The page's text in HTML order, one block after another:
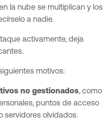
la nube se multiplican y los
a nadie.
activamente, deja
motivos:
no gestionados, como
puntos de acceso
servidores olvidados.